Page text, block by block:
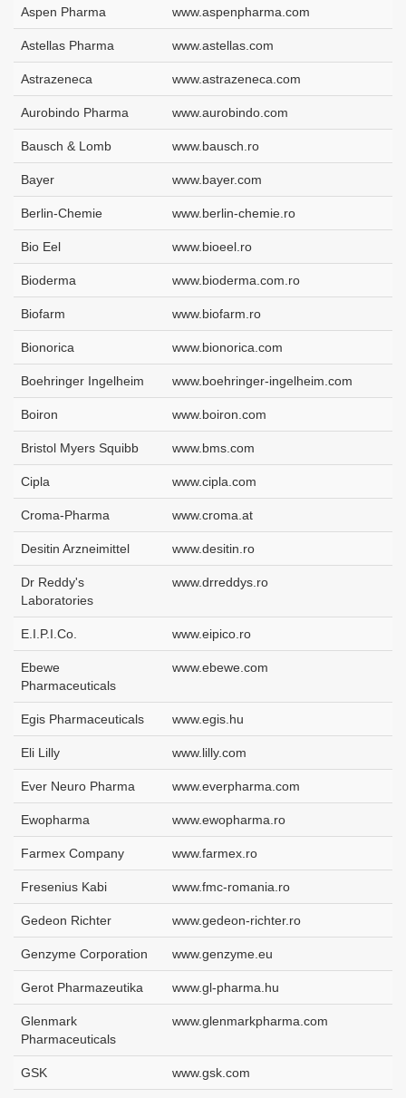
Aspen Pharma www.aspenpharma.com
Astellas Pharma www.astellas.com
Astrazeneca www.astrazeneca.com
Aurobindo Pharma www.aurobindo.com
Bausch & Lomb www.bausch.ro
Bayer www.bayer.com
Berlin-Chemie www.berlin-chemie.ro
Bio Eel www.bioeel.ro
Bioderma www.bioderma.com.ro
Biofarm www.biofarm.ro
Bionorica www.bionorica.com
Boehringer Ingelheim www.boehringer-ingelheim.com
Boiron www.boiron.com
Bristol Myers Squibb www.bms.com
Cipla www.cipla.com
Croma-Pharma www.croma.at
Desitin Arzneimittel www.desitin.ro
Dr Reddy's
Laboratories
www.drreddys.ro
E.I.P.I.Co. www.eipico.ro
Ebewe
Pharmaceuticals
www.ebewe.com
Egis Pharmaceuticals www.egis.hu
Eli Lilly www.lilly.com
Ever Neuro Pharma www.everpharma.com
Ewopharma www.ewopharma.ro
Farmex Company www.farmex.ro
Fresenius Kabi www.fmc-romania.ro
Gedeon Richter www.gedeon-richter.ro
Genzyme Corporation www.genzyme.eu
Gerot Pharmazeutika www.gl-pharma.hu
Glenmark
Pharmaceuticals
www.glenmarkpharma.com
GSK www.gsk.com